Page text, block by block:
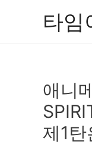
타임
애니
제1